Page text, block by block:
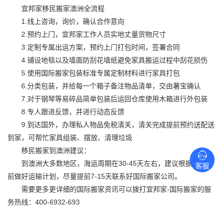
宜邦家移民搬家澳洲全流程
1.线上咨询，询价，确认合作意向
2.预约上门，宜邦家工作人员实地丈量货物尺寸
3.定制专属出运方案，预约上门打包时间，签署合同
4.铺设地毯以及墙面防刮花墙纸避免家具搬运过程中刮花损伤
5.使用 国际搬家包装标准专属定制材料进行家具打包
6.分类包装，并给每一个箱子备注物品清单，交由薯宝确认
7.对于钢琴等易碎品简单包装后运回仓库使用木箱进行外包装
8.专人跟进反馈，并进行动态反馈
9.到达国外，办理私人物品免税清关，清关完成提前预约送配送
到家，可帮忙家具组装、摆放、清理垃圾
移民搬家到澳洲建议：
到澳洲大多数地区，海运周期在30-45天左右，建议根据行程提
前做好运输计划，尽量提前7-15天联系好国际搬家公司。
需要更多更详细的国际搬家资讯可以拨打宜邦家-国际搬家的服
务热线：400-6932-693
客服